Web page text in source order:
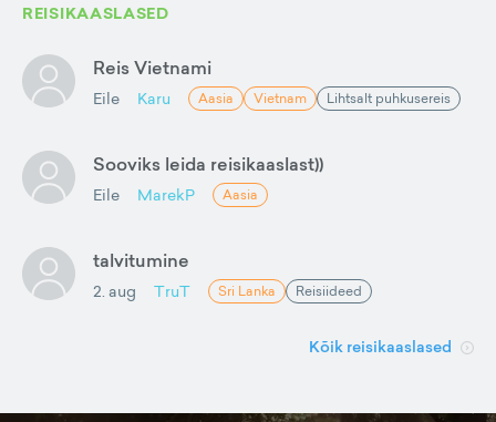
REISIKAASLASED
Reis Vietnami
Eile Karu Aasia Vietnam Lihtsalt puhkusereis
Sooviks leida reisikaaslast))
Eile MarekP Aasia
talvitumine
2. aug TruT Sri Lanka Reisiideed
Kõik reisikaaslased